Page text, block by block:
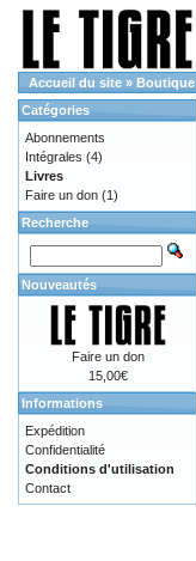
Accueil du site » Boutique
Catégories
Abonnements
Intégrales (4)
Livres
Faire un don (1)
Recherche
Nouveautés
Faire un don
15,00€
Informations
Expédition
Confidentialité
Conditions d'utilisation
Contact